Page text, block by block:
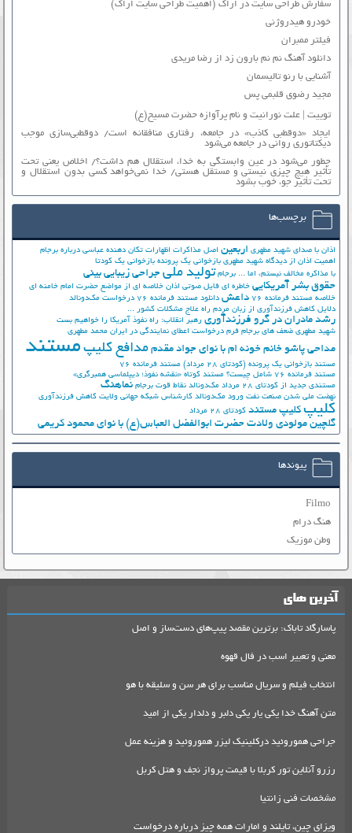
سفارش طراحی سایت در اراک (اهمیت طراحی سایت اراک)
خودرو هیدروژنی
فیلتر ممبران
دانلود آهنگ نم نم بارون زد از رضا مریدی
آشنایی با رنو تالیسمان
مجید رضوی قلبمی پس
توییت | علت نورانیت و نام پرآوازه حضرت مسیح(ع)
ایجاد «دوقطبی کاذب» در جامعه، رفتاری منافقانه است/ دوقطبی‌سازی موجب
دیکتاتوری روانی در جامعه می‌شود
چطور می‌شود در عین وابستگی به خدا، استقلال هم داشت؟/ اخلاص یعنی تحت
تأثیر هیچ چیزی نیستی و مستقل هستی/ خدا نمی‌خواهد کسی بدون استقلال و
تحت تأثیر جوّ، خوب بشود
برچسب‌ها
اذان با صدای شهید مطهری اربعین اصل مذاکرات اظهارات تکان دهنده عباسی درباره برجام
اهمیت اذان از دیدگاه شهید مطهری بازخوانی یک پرونده بازخوانی یک کودتا
با مذاکره مخالف نیستم، اما ... برجام تولید ملی جراحی زیبایی بینی
حقوق بشر آمریکایی خاطره ای فایل صوتی اذان خلاصه ای از مواضع حضرت امام خامنه ای
خلاصه مستند فرمانده 76
داعش دانلود مستند فرمانده 76
درخواست مک‌دونالد
دلایل کاهش فرزندآوری از زبان مردم راه علاج مشکلات کشور ...
رشد مادران در گرو فرزندآوری رهبر انقلاب: راه نفوذ آمریکا را خواهیم بست
شهید مطهری ضعف های برجام فرم درخواست اعطای نمایندگی در ایران محمد مطهری
مداحی پاشو خانم خونه ام با نوای جواد مقدم مدافع کلیپ مستند
مستند بازخوانی یک پرونده (کودتای 28 مرداد)
مستند فرمانده 76
مستند فرمانده 76 شامل چیست؟
مستند کوتاه «نقشه نفوذ؛ دیپلماسی همبرگری»
مستندی جدید از کودتای 28 مرداد
مک‌دونالد نقاط قوت برجام نماهنگ
نهضت ملي شدن صنعت نفت ورود مک‌دونالد کارشناس شبکه جهانی ولایت کاهش فرزندآوری
کلیپ کلیپ مستند کودتای 28 مرداد
گلچین مولودی ولادت حضرت ابوالفضل العباس(ع) با نوای محمود کریمی
پیوندها
Filmo
هنگ درام
وطن موزیک
آخرین های
پاسارگاد تاباک: برترین مقصد پیپ‌های دست‌ساز و اصل
معنی و تعبیر اسب در فال قهوه
انتخاب فیلم و سریال مناسب برای هر سن و سلیقه با هو
متن آهنگ خدا یکی یار یکی دلبر و دلدار یکی از امید
جراحی هموروئید درکلینیک لیزر هموروئید و هزینه عمل
رزرو آنلاین تور کربلا با قیمت پرواز نجف و هتل کربل
مشخصات فنی زانتیا
ویزای چین، تایلند و امارات همه چیز درباره درخواست